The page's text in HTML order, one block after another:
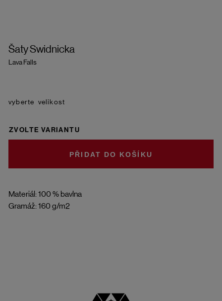
Šaty Swidnicka
Lava Falls
Materiál: 100 % bavlna
Gramáž: 160 g/m2
velikost
ZVOLTE VARIANTU
DO KOŠÍKU